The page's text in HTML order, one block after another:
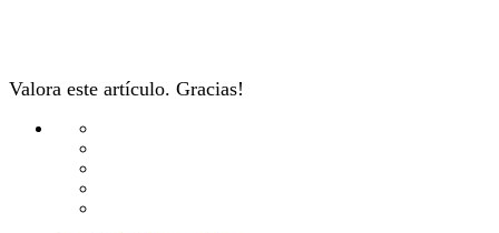
Valora este artículo. Gracias!